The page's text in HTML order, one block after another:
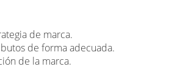
de marca.
de forma adecuada.
de la marca.